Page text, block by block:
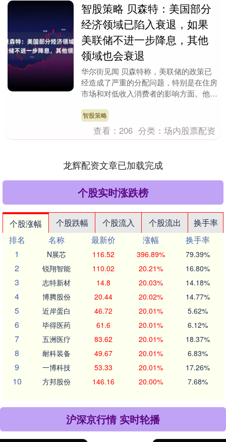
智股策略 贝森特：美国部分
经济领域已陷入衰退，如果
美联储不进一步降息，其他
领域也会衰退
华尔街见闻 贝森特称，美联储的政策已
经造成了严重的分配问题，特别是在住房
市场和对低收入消费者的影响方面。他认
退”问题，并帮助负....
智股策略
查看：206 分类：场内股票配资
龙辉配资文章已加载完成
个股实时涨跌榜
个股涨幅 个股跌幅 个股流入 个股流出
换手率
排名
名称 最新价 涨幅
换手率
1
N展芯 116.52 396.89% 79.39%
2 锐翔智能 110.02 20.21% 16.80%
3 志特新材 14.8 20.03% 14.18%
4 博腾股份 20.44 20.02% 14.77%
5 近岸蛋白 46.72 20.01% 5.62%
6 毕得医药 61.6 20.01% 6.12%
7 五洲医疗 83.62 20.01% 18.37%
8 耐科装备 49.67 20.01% 6.83%
9 一博科技 53.33 20.01% 17.26%
10 方邦股份 146.16 20.00% 7.68%
沪深京行情 实时轮播